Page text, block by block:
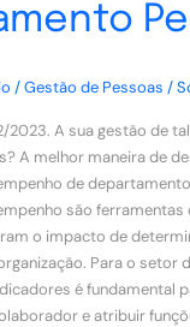
/Gestão de Pessoas /
2023. A sua gestão de
A melhor maneira de
de
são ferramentas
o impacto de
Para o setor
é fundamental
e atribuir